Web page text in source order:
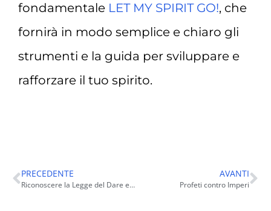
fondamentale LET MY SPIRIT GO!, che
fornirà in modo semplice e chiaro gli
strumenti e la guida per sviluppare e
rafforzare il tuo spirito.
PRECEDENTE
Riconoscere la Legge del Dare e del Ricevere nella Vita Quotidiana
AVANTI
Profeti contro Imperi